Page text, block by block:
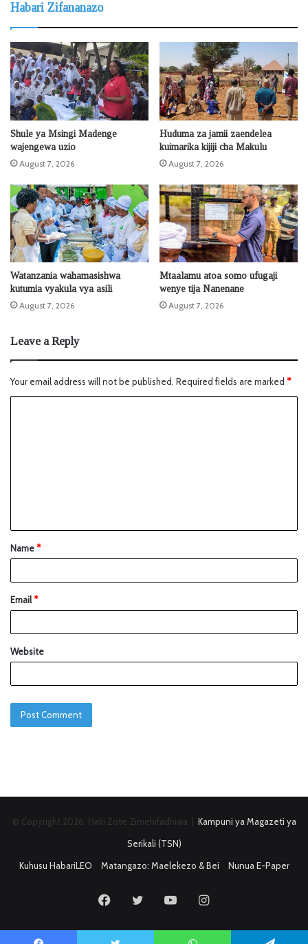
Habari Zifananazo
Shule ya Msingi Madenge
wajengewa uzio
August 7, 2026
Huduma za jamii zaendelea
kuimarika kijiji cha Makulu
August 7, 2026
Watanzania wahamasishwa
kutumia vyakula vya asili
August 7, 2026
Mtaalamu atoa somo ufugaji
wenye tija Nanenane
August 7, 2026
Leave a Reply
Your email address will not be published. Required fields are marked *
Name*
Email*
Website
© Copyright 2026, Haki Zote Zimehifadhiwa | Kampuni ya Magazeti ya
Serikali (TSN)
Kuhusu HabariLEO
Matangazo: Maelekezo & Bei Nunua E-Paper
FacebookTwitter YouTubeInstagram